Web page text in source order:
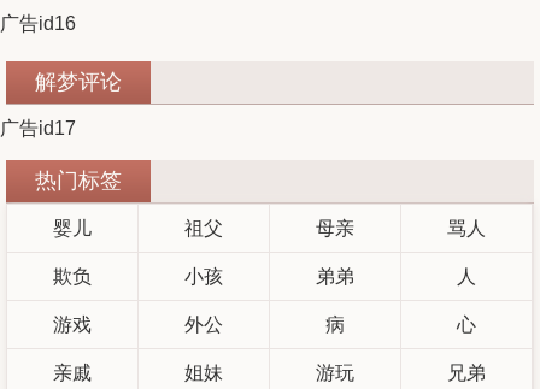
关系
广告id16
解梦评论
广告id17
热门标签
婴儿 祖父 母亲 骂人
欺负 小孩 弟弟 人
游戏 外公 病 心
亲戚 姐妹 游玩 兄弟